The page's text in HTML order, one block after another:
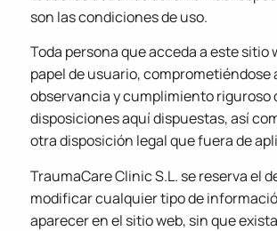
son las condiciones de uso.
Toda persona que acceda a este sitio
papel de usuario, comprometiéndose
observancia y cumplimiento riguroso
disposiciones aquí dispuestas, así
otra disposición legal que fuera de
TraumaCare Clinic S.L. se reserva el
modificar cualquier tipo de
aparecer en el sitio web, sin que